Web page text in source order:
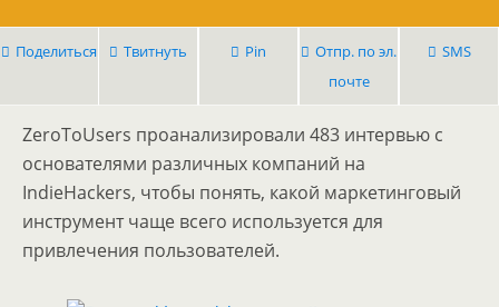
Поделиться Твитнуть Pin
Отпр. по эл.
почте
SMS
ZeroToUsers проанализировали 483 интервью с
основателями различных компаний на
IndieHackers, чтобы понять, какой маркетинговый
инструмент чаще всего используется для
привлечения пользователей.